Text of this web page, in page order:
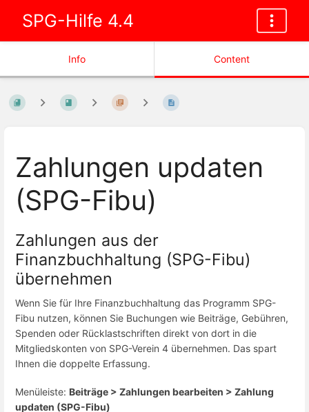
SPG-Hilfe 4.4
Info Content
Zahlungen updaten
(SPG-Fibu)
Zahlungen aus der
Finanzbuchhaltung (SPG-Fibu)
übernehmen
Wenn Sie für Ihre Finanzbuchhaltung das Programm SPG-
Fibu nutzen, können Sie Buchungen wie Beiträge, Gebühren,
Spenden oder Rücklastschriften direkt von dort in die
Mitgliedskonten von SPG-Verein 4 übernehmen. Das spart
Ihnen die doppelte Erfassung.
Menüleiste: Beiträge > Zahlungen bearbeiten > Zahlung
updaten (SPG-Fibu)